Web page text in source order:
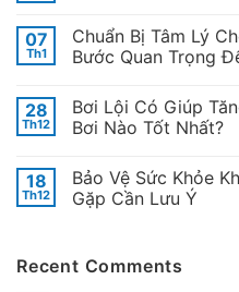
07
Th1
Chuẩn Bị Tâm Lý
Bước Quan Trọng
28
Th12
Bơi Lội Có Giúp
Bơi Nào Tốt Nhất?
18
Th12
Bảo Vệ Sức Khỏe
Gặp Cần Lưu Ý
Recent Comments